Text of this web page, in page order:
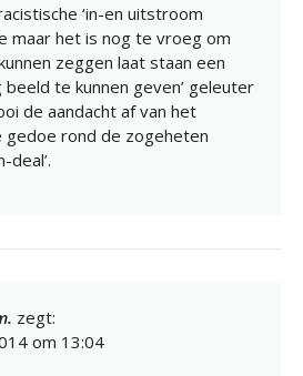
‘in-en uitstroom
maar het is nog te vroeg om
zeggen laat staan een
beeld te kunnen geven’ geleuter
de aandacht af van het
gedoe rond de zogeheten
deal’.
zegt:
om 13:04